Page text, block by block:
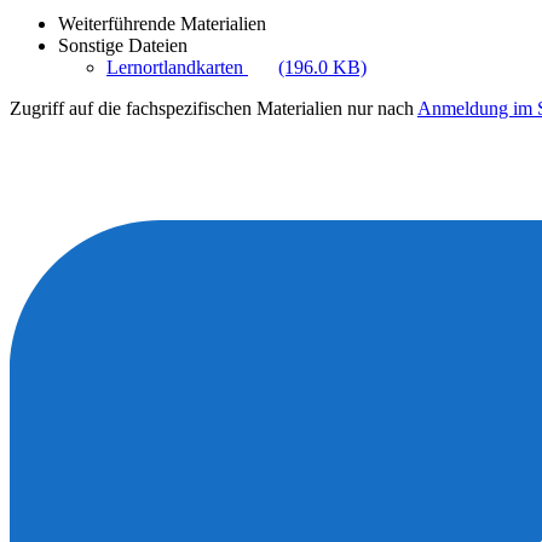
Weiterführende Materialien
Sonstige Dateien
Lernortlandkarten
(196.0 KB)
Zugriff auf die fachspezifischen Materialien nur nach Anmeldung im